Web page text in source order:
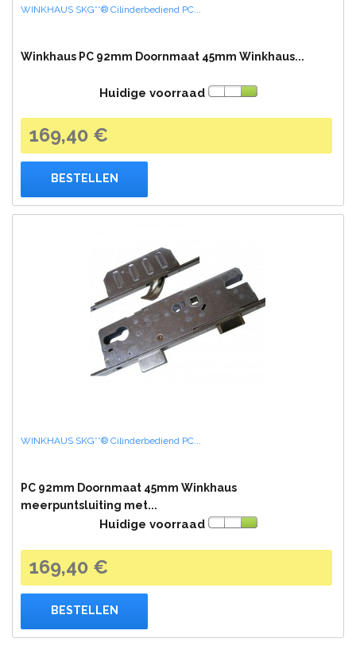
WINKHAUS SKG**® Cilinderbediend PC...
Winkhaus PC 92mm Doornmaat 45mm Winkhaus...
Huidige voorraad
169,40 €
BESTELLEN
WINKHAUS SKG**® Cilinderbediend PC...
PC 92mm Doornmaat 45mm Winkhaus
meerpuntsluiting met...
Huidige voorraad
169,40 €
BESTELLEN